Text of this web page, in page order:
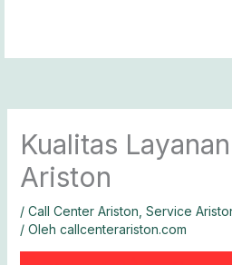
Kualitas
Ariston
/ Call Center Ariston Service
/ Oleh callcenterariston.com